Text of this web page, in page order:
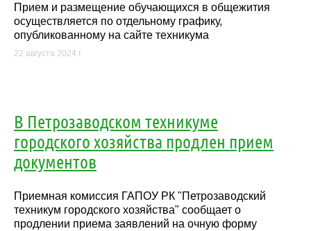
Прием и размещение обучающихся в общежития
осуществляется по отдельному графику,
опубликованному на сайте техникума
22 августа 2024 г.
В Петрозаводском техникуме
городского хозяйства продлен прием
документов
Приемная комиссия ГАПОУ РК "Петрозаводский
техникум городского хозяйства" сообщает о
продлении приема заявлений на очную форму